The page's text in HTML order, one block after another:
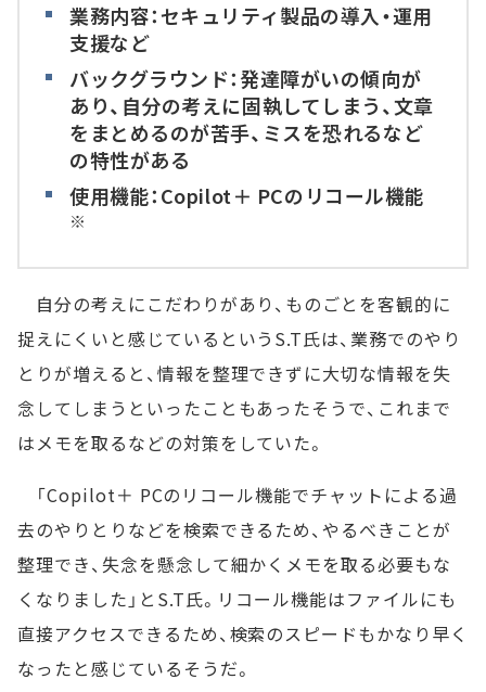
業務内容：セキュリティ製品の導入・運用
支援など
バックグラウンド：発達障がいの傾向が
あり、自分の考えに固執してしまう、文章
をまとめるのが苦手、ミスを恐れるなど
の特性がある
使用機能：Copilot＋ PCのリコール機能
※
自分の考えにこだわりがあり、ものごとを客観的に
捉えにくいと感じているというS.T氏は、業務でのやり
とりが増えると、情報を整理できずに大切な情報を失
念してしまうといったこともあったそうで、これまで
はメモを取るなどの対策をしていた。
「Copilot＋ PCのリコール機能でチャットによる過
去のやりとりなどを検索できるため、やるべきことが
整理でき、失念を懸念して細かくメモを取る必要もな
くなりました」とS.T氏。リコール機能はファイルにも
直接アクセスできるため、検索のスピードもかなり早く
なったと感じているそうだ。